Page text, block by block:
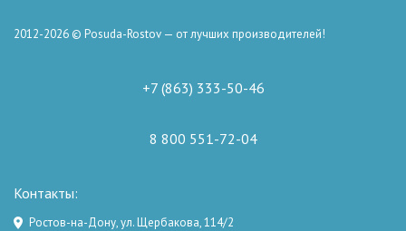
2012-2026 © Posuda-Rostov — от лучших производителей!
+7 (863) 333-50-46
8 800 551-72-04
Контакты:
Ростов-на-Дону, ул. Щербакова, 114/2